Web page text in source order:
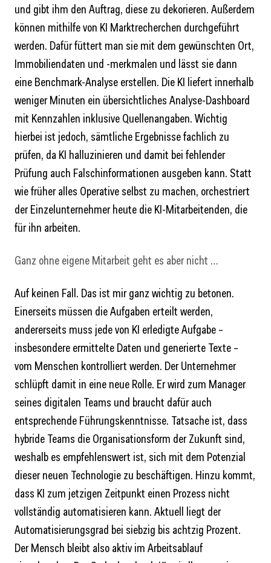
und gibt ihm den Auftrag, diese zu dekorieren. Außerdem
können mithilfe von KI Marktrecherchen durchgeführt
werden. Dafür füttert man sie mit dem gewünschten Ort,
Immobiliendaten und -merkmalen und lässt sie dann
eine Benchmark-Analyse erstellen. Die KI liefert innerhalb
weniger Minuten ein übersicht­liches Analyse-Dashboard
mit Kennzahlen inklusive Quellenangaben. Wichtig
hierbei ist jedoch, sämtliche Ergebnisse fachlich zu
prüfen, da KI halluzinieren und damit bei fehlender
Prüfung auch Falschinformationen ausgeben kann. Statt
wie früher alles Operative selbst zu machen, orches­triert
der Einzelunternehmer heute die KI-Mitarbeitenden, die
für ihn arbeiten.
Ganz ohne eigene Mitarbeit geht es aber nicht …
Auf keinen Fall. Das ist mir ganz wichtig zu betonen.
Einerseits müssen die Aufgaben erteilt werden,
andererseits muss jede von KI erledigte Aufgabe –
insbesondere ermittelte Daten und generierte Texte –
vom Menschen kontrolliert werden. Der Unternehmer
schlüpft damit in eine neue Rolle. Er wird zum Manager
seines digitalen Teams und braucht dafür auch
entsprechende Führungskenntnisse. Tatsache ist, dass
hybride Teams die Organisationsform der Zukunft sind,
weshalb es empfehlenswert ist, sich mit dem Potenzial
dieser neuen Technologie zu beschäftigen. Hinzu kommt,
dass KI zum jetzigen Zeitpunkt einen Prozess nicht
vollständig automatisieren kann. Aktuell liegt der
Automatisierungsgrad bei siebzig bis achtzig Prozent.
Der Mensch bleibt also aktiv im Arbeitsablauf